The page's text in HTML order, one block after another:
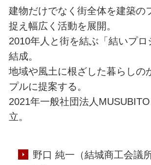
建物だけでなく街全体を建築の
捉え幅広く活動を展開。
2010年人と街を結ぶ「結いプロ
結成。
地域や風土に根ざした暮らしの
プルに提案する。
2021年一般社団法人
立。
野口 純一（結城商工会議